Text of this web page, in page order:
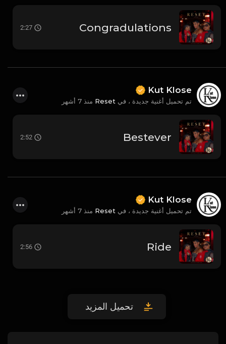
Congradulations
Kut Klose
تم تحميل أغنية جديدة ، في Reset منذ 7 أشهر
Bestever
Kut Klose
تم تحميل أغنية جديدة ، في Reset منذ 7 أشهر
Ride
تحميل المزيد